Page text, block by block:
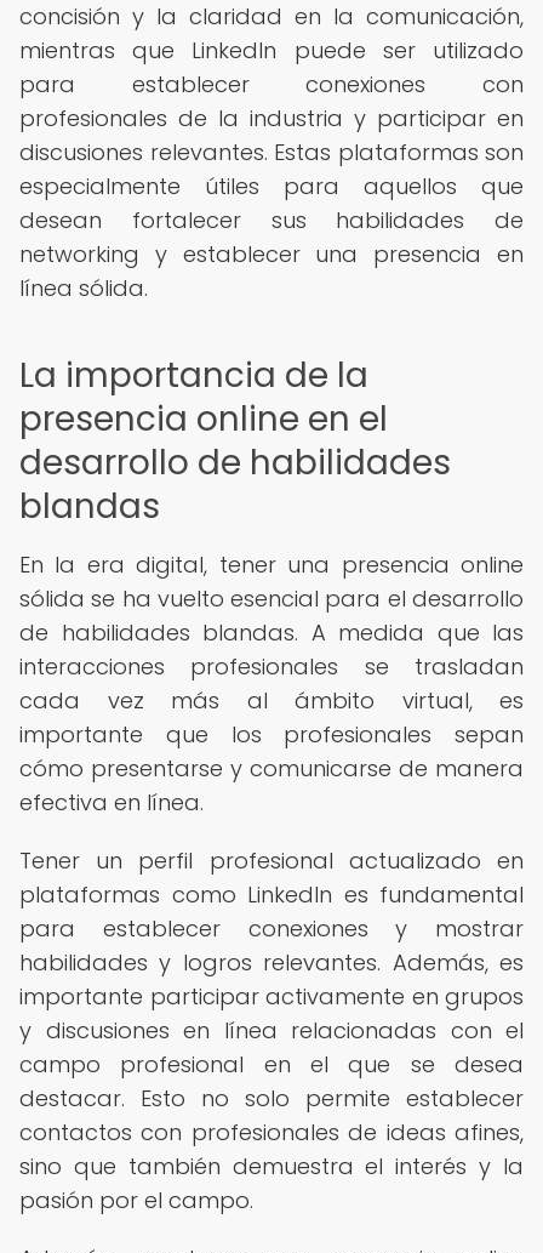
concisión y la claridad en la comunicación,
mientras que LinkedIn puede ser utilizado
para establecer conexiones con
profesionales de la industria y participar en
discusiones relevantes. Estas plataformas son
especialmente útiles para aquellos que
desean fortalecer sus habilidades de
networking y establecer una presencia en
línea sólida.
La importancia de la
presencia online en el
desarrollo de habilidades
blandas
En la era digital, tener una presencia online
sólida se ha vuelto esencial para el desarrollo
de habilidades blandas. A medida que las
interacciones profesionales se trasladan
cada vez más al ámbito virtual, es
importante que los profesionales sepan
cómo presentarse y comunicarse de manera
efectiva en línea.
Tener un perfil profesional actualizado en
plataformas como LinkedIn es fundamental
para establecer conexiones y mostrar
habilidades y logros relevantes. Además, es
importante participar activamente en grupos
y discusiones en línea relacionadas con el
campo profesional en el que se desea
destacar. Esto no solo permite establecer
contactos con profesionales de ideas afines,
sino que también demuestra el interés y la
pasión por el campo.